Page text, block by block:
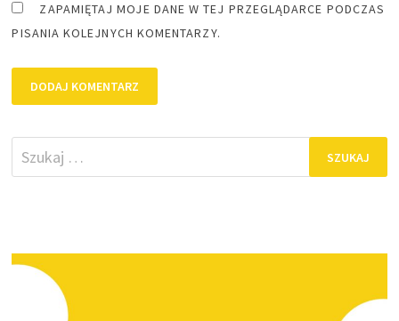
ZAPAMIĘTAJ MOJE DANE W TEJ PRZEGLĄDARCE PODCZAS
PISANIA KOLEJNYCH KOMENTARZY.
Szukaj: